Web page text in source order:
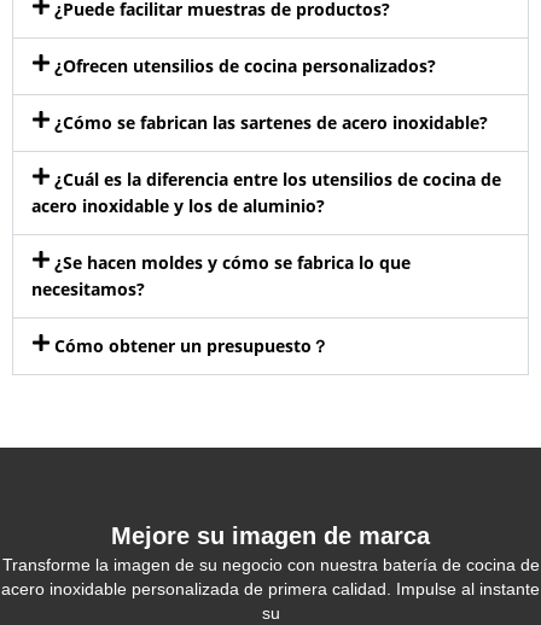
¿Puede facilitar muestras de productos?
¿Ofrecen utensilios de cocina personalizados?
¿Cómo se fabrican las sartenes de acero inoxidable?
¿Cuál es la diferencia entre los utensilios de cocina de
acero inoxidable y los de aluminio?
¿Se hacen moldes y cómo se fabrica lo que
necesitamos?
Cómo obtener un presupuesto？
Mejore su imagen de marca
Transforme la imagen de su negocio con nuestra batería de cocina de
acero inoxidable personalizada de primera calidad. Impulse al instante
su